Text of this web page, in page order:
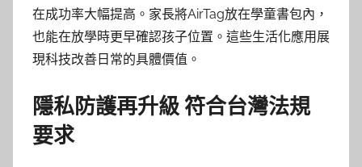
在成功率大幅提高。家長將AirTag放在學童書包內，
也能在放學時更早確認孩子位置。這些生活化應用展
現科技改善日常的具體價值。
隱私防護再升級 符合台灣法規
要求